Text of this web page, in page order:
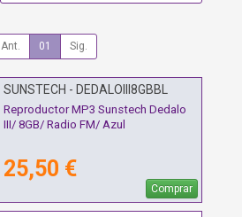
Ant. 01 Sig.
SUNSTECH - DEDALOIII8GBBL
Reproductor MP3 Sunstech Dedalo
III/ 8GB/ Radio FM/ Azul
25,50 €
Comprar